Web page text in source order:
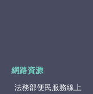
網路資源
法務部便民服務線上